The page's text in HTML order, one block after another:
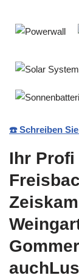
☎️ Schreiben
Ihr